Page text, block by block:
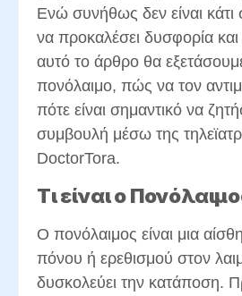
Ενώ συνήθως δεν είναι
να προκαλέσει δυσφορία
αυτό το άρθρο θα
πονόλαιμο, πώς να τον
πότε είναι σημαντικό να
συμβουλή μέσω της
DoctorTora.
Τι είναι ο
Ο πονόλαιμος είναι μια
πόνου ή ερεθισμού στον
δυσκολεύει την κατάποση.